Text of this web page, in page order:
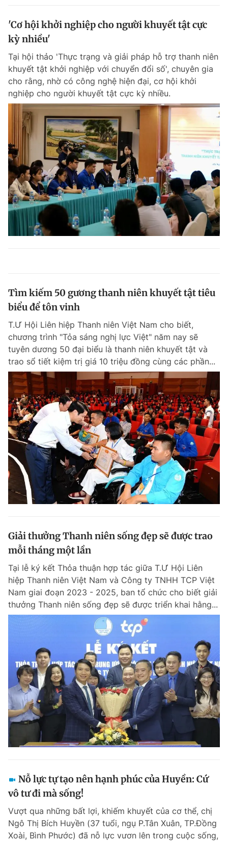
'Cơ hội khởi nghiệp cho người khuyết tật cực
kỳ nhiều'
Tại hội thảo 'Thực trạng và giải pháp hỗ trợ thanh niên
khuyết tật khởi nghiệp với chuyển đổi số', chuyên gia
cho rằng, nhờ có công nghệ hiện đại, cơ hội khởi
nghiệp cho người khuyết tật cực kỳ nhiều.
Tìm kiếm 50 gương thanh niên khuyết tật tiêu
biểu để tôn vinh
T.Ư Hội Liên hiệp Thanh niên Việt Nam cho biết,
chương trình "Tỏa sáng nghị lực Việt" năm nay sẽ
tuyên dương 50 đại biểu là thanh niên khuyết tật và
trao sổ tiết kiệm trị giá 10 triệu đồng cùng các phần...
Giải thưởng Thanh niên sống đẹp sẽ được trao
mỗi tháng một lần
Tại lễ ký kết Thỏa thuận hợp tác giữa T.Ư Hội Liên
hiệp Thanh niên Việt Nam và Công ty TNHH TCP Việt
Nam giai đoạn 2023 - 2025, ban tổ chức cho biết giải
thưởng Thanh niên sống đẹp sẽ được triển khai hằng...
Nỗ lực tự tạo nên hạnh phúc của Huyền: Cứ
vô tư đi mà sống!
Vượt qua những bất lợi, khiếm khuyết của cơ thể, chị
Ngô Thị Bích Huyền (37 tuổi, ngụ P.Tân Xuân, TP.Đồng
Xoài, Bình Phước) đã nỗ lực vươn lên trong cuộc sống,